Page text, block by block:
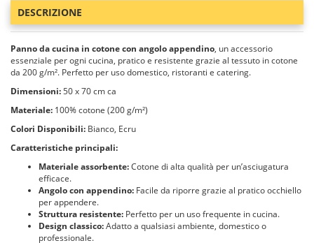
DESCRIZIONE
Panno da cucina in cotone con angolo appendino, un accessorio
essenziale per ogni cucina, pratico e resistente grazie al tessuto in cotone
da 200 g/m². Perfetto per uso domestico, ristoranti e catering.
Dimensioni:50 x 70 cm ca
Materiale: 100% cotone (200 g/m²)
Colori Disponibili: Bianco, Ecru
Caratteristiche principali:
Materiale assorbente:Cotone di alta qualità per un’asciugatura
efficace.
Angolo con appendino: Facile da riporre grazie al pratico occhiello
per appendere.
Struttura resistente: Perfetto per un uso frequente in cucina.
Design classico:Adatto a qualsiasi ambiente, domestico o
professionale.